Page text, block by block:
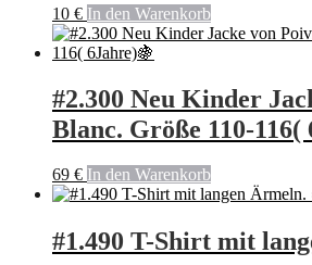
10 € In den Warenkorb
#2.300 Neu Kinder
Blanc. Größe 110-116(
69 € In den Warenkorb
#1.490 T-Shirt mit